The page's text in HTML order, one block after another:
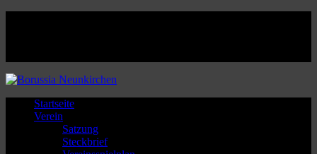
Startseite
Verein
Satzung
Steckbrief